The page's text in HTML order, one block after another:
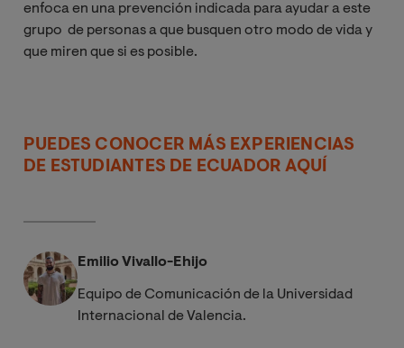
enfoca en una prevención indicada para ayudar a este
grupo de personas a que busquen otro modo de vida y
que miren que si es posible.
PUEDES CONOCER MÁS EXPERIENCIAS
DE ESTUDIANTES DE ECUADOR AQUÍ
Emilio Vivallo-Ehijo
Equipo de Comunicación de la Universidad
Internacional de Valencia.